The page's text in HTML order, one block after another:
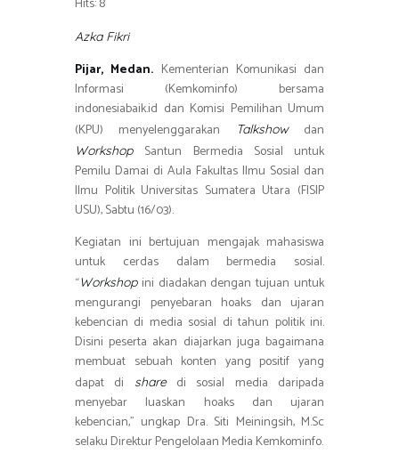
ok
p
p
m
e
Azka Fikri
Pijar, Medan. Kementerian Komunikasi dan
Informasi (Kemkominfo) bersama
indonesiabaik.id dan Komisi Pemilihan Umum
(KPU) menyelenggarakan
Talkshowdan
Workshop Santun Bermedia Sosial untuk
Pemilu Damai di Aula Fakultas Ilmu Sosial dan
Ilmu Politik Universitas Sumatera Utara (FISIP
USU), Sabtu (16/03).
Kegiatan ini bertujuan mengajak mahasiswa
untuk cerdas dalam bermedia sosial.
“Workshopini diadakan dengan tujuan untuk
mengurangi penyebaran hoaks dan ujaran
kebencian di media sosial di tahun politik ini.
Disini peserta akan diajarkan juga bagaimana
membuat sebuah konten yang positif yang
dapat di
sharedi sosial media daripada
menyebar luaskan hoaks dan ujaran
kebencian,” ungkap Dra. Siti Meiningsih, M.Sc
selaku Direktur Pengelolaan Media Kemkominfo.